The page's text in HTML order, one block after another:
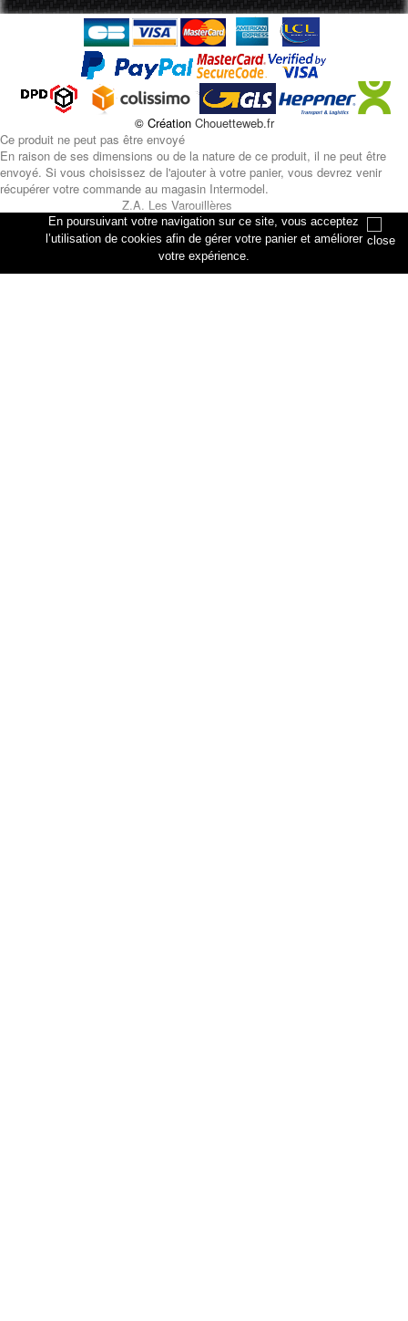
En poursuivant votre navigation sur ce site, vous acceptez
l’utilisation de cookies afin de gérer votre panier et améliorer
votre expérience.
© Création Chouetteweb.fr
Ce produit ne peut pas être envoyé
En raison de ses dimensions ou de la nature de ce produit, il ne peut être
envoyé. Si vous choisissez de l'ajouter à votre panier, vous devrez venir
récupérer votre commande au magasin Intermodel.
Z.A. Les Varouillères
rue des artisans
76330 Petiville
Ajouter au panier